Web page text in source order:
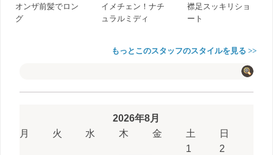
オンザ前髪でロン
グ
イメチェン！ナチ
ュラルミディ
襟足スッキリショ
ート
もっとこのスタッフのスタイルを見る >>
2026年8月
月
火 水 木 金 土 日
1
2